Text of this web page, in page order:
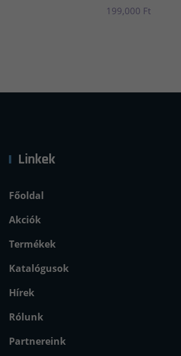
199,000 Ft
Linkek
Főoldal
Akciók
Termékek
Katalógusok
Hírek
Rólunk
Partnereink